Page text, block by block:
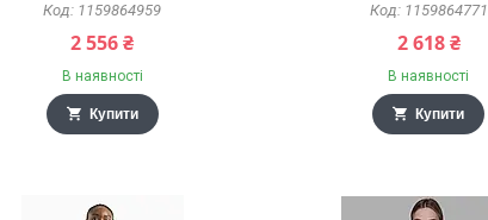
1159864959
2 556 ₴
В наявності
Купити
1159864771
2 618 ₴
В наявності
Купити